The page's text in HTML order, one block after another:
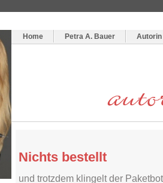
Home
Petra A. Bauer Autorin
Nichts bestellt
und trotzdem klingelt der